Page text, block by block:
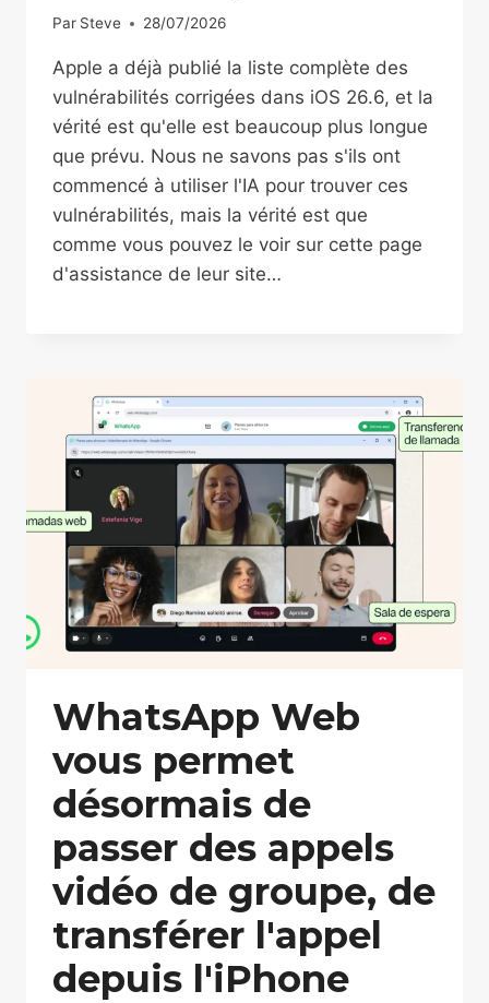
Par Steve 28/07/2026
Apple a déjà publié la liste complète des
vulnérabilités corrigées dans iOS 26.6, et la
vérité est qu'elle est beaucoup plus longue
que prévu. Nous ne savons pas s'ils ont
commencé à utiliser l'IA pour trouver ces
vulnérabilités, mais la vérité est que
comme vous pouvez le voir sur cette page
d'assistance de leur site…
WhatsApp Web
vous permet
désormais de
passer des appels
vidéo de groupe, de
transférer l'appel
depuis l'iPhone